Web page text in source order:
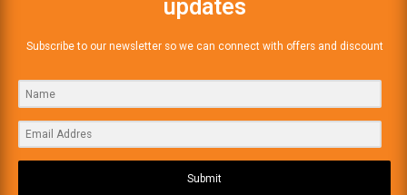
updates
Subscribe to our newsletter so we can connect with offers and discount
Submit